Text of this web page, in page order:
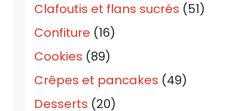
Clafoutis et flans sucrés (51)
Confiture (16)
Cookies (89)
Crêpes et pancakes (49)
Desserts (20)